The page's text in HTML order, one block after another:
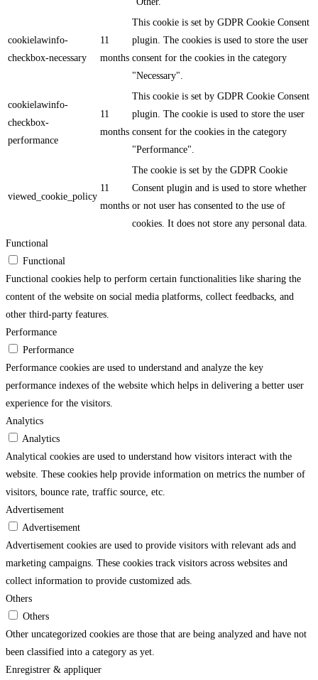
cookielawinfo-
checkbox-necessary
11
months
This cookie is set by GDPR Cookie Consent
plugin. The cookies is used to store the user
consent for the cookies in the category
"Necessary".
cookielawinfo-
checkbox-
performance
11
months
This cookie is set by GDPR Cookie Consent
plugin. The cookie is used to store the user
consent for the cookies in the category
"Performance".
viewed_cookie_policy
11
months
The cookie is set by the GDPR Cookie
Consent plugin and is used to store whether
or not user has consented to the use of
cookies. It does not store any personal data.
Functional
Functional
Functional cookies help to perform certain functionalities like sharing the
content of the website on social media platforms, collect feedbacks, and
other third-party features.
Performance
Performance
Performance cookies are used to understand and analyze the key
performance indexes of the website which helps in delivering a better user
experience for the visitors.
Analytics
Analytics
Analytical cookies are used to understand how visitors interact with the
website. These cookies help provide information on metrics the number of
visitors, bounce rate, traffic source, etc.
Advertisement
Advertisement
Advertisement cookies are used to provide visitors with relevant ads and
marketing campaigns. These cookies track visitors across websites and
collect information to provide customized ads.
Others
Others
Other uncategorized cookies are those that are being analyzed and have not
been classified into a category as yet.
Enregistrer & appliquer